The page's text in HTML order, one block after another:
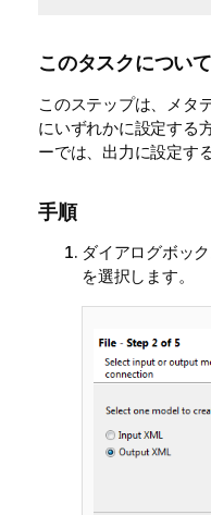
このタスクについて
このステップは、メタ
にいずれかに設定する
ーでは、出力に設定す
手順
ダイアログボック
を選択します。